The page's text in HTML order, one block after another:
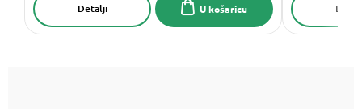
U košaricu
Detalji